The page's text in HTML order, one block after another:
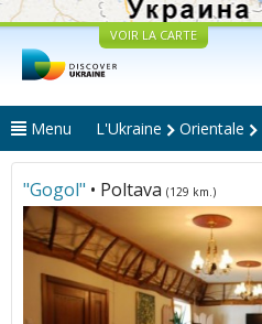
VOIR LA CARTE
Menu L'Ukraine Orientale
"Gogol" • Poltava (129 km.)